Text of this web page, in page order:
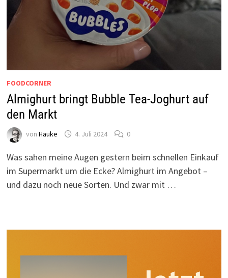
FOODCORNER
Almighurt bringt Bubble Tea-Joghurt auf
den Markt
von Hauke 4. Juli 2024 0
Was sahen meine Augen gestern beim schnellen Einkauf
im Supermarkt um die Ecke? Almighurt im Angebot –
und dazu noch neue Sorten. Und zwar mit …